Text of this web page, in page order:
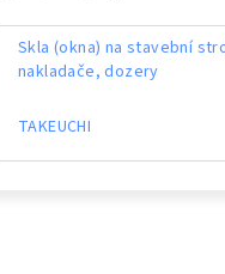
Skla (okna) na stavební
nakladače, dozery
TAKEUCHI